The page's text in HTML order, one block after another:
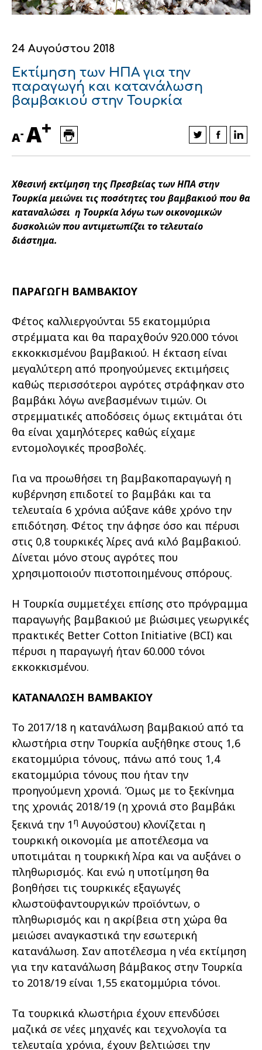
Οικονομικά στοιχεία
Εταιρική δομή
Καινοτομία
Εκδηλώσεις
Επικοινωνία
Πως θα μας βρείτε
ΑΚΟΛΟΥΘΗΣΤΕ ΜΑΣ
Εξαγωγές
Συνέδρια
Πως θα μας βρείτε
ΑΚΟΛΟΥΘΗΣΤΕ ΜΑΣ
Ευφυής γεωργία
Συμβουλευτική στο χωράφι
Εκκόκκιση για λογαριασμό του
παραγωγού
Πως θα μας βρείτε
ΑΚΟΛΟΥΘΗΣΤΕ ΜΑΣ
Αλυσίδα βάμβακος
Πως θα μας βρείτε
ΑΚΟΛΟΥΘΗΣΤΕ ΜΑΣ
Κλωστοϋφαντουργία - Ένδυση
Εταιρικά νέα
Πως θα μας βρείτε
ΑΚΟΛΟΥΘΗΣΤΕ ΜΑΣ
Πως θα μας βρείτε
ΑΚΟΛΟΥΘΗΣΤΕ ΜΑΣ
24 Αυγούστου 2018
Εκτίμηση των ΗΠΑ για την
παραγωγή και κατανάλωση
βαμβακιού στην Τουρκία
A- A+
Χθεσινή εκτίμηση της Πρεσβείας των ΗΠΑ στην
Τουρκία μειώνει τις ποσότητες του βαμβακιού που θα
καταναλώσει η Τουρκία λόγω των οικονομικών
δυσκολιών που αντιμετωπίζει το τελευταίο
διάστημα.
ΠΑΡΑΓΩΓΗ ΒΑΜΒΑΚΙΟΥ
Φέτος καλλιεργούνται 55 εκατομμύρια
στρέμματα και θα παραχθούν 920.000 τόνοι
εκκοκκισμένου βαμβακιού. Η έκταση είναι
μεγαλύτερη από προηγούμενες εκτιμήσεις
καθώς περισσότεροι αγρότες στράφηκαν στο
βαμβάκι λόγω ανεβασμένων τιμών. Οι
στρεμματικές αποδόσεις όμως εκτιμάται ότι
θα είναι χαμηλότερες καθώς είχαμε
εντομολογικές προσβολές.
Για να προωθήσει τη βαμβακοπαραγωγή η
κυβέρνηση επιδοτεί το βαμβάκι και τα
τελευταία 6 χρόνια αύξανε κάθε χρόνο την
επιδότηση. Φέτος την άφησε όσο και πέρυσι
στις 0,8 τουρκικές λίρες ανά κιλό βαμβακιού.
Δίνεται μόνο στους αγρότες που
χρησιμοποιούν πιστοποιημένους σπόρους.
Η Τουρκία συμμετέχει επίσης στο πρόγραμμα
παραγωγής βαμβακιού με βιώσιμες γεωργικές
πρακτικές Better Cotton Initiative (BCI) και
πέρυσι η παραγωγή ήταν 60.000 τόνοι
εκκοκκισμένου.
ΚΑΤΑΝΑΛΩΣΗ ΒΑΜΒΑΚΙΟΥ
Το 2017/18 η κατανάλωση βαμβακιού από τα
κλωστήρια στην Τουρκία αυξήθηκε στους 1,6
εκατομμύρια τόνους, πάνω από τους 1,4
εκατομμύρια τόνους που ήταν την
προηγούμενη χρονιά. Όμως με το ξεκίνημα
της χρονιάς 2018/19 (η χρονιά στο βαμβάκι
ξεκινά την 1 η Αυγούστου) κλονίζεται η
τουρκική οικονομία με αποτέλεσμα να
υποτιμάται η τουρκική λίρα και να αυξάνει ο
πληθωρισμός. Και ενώ η υποτίμηση θα
βοηθήσει τις τουρκικές εξαγωγές
κλωστοϋφαντουργικών προϊόντων, ο
πληθωρισμός και η ακρίβεια στη χώρα θα
μειώσει αναγκαστικά την εσωτερική
κατανάλωση. Σαν αποτέλεσμα η νέα εκτίμηση
για την κατανάλωση βάμβακος στην Τουρκία
το 2018/19 είναι 1,55 εκατομμύρια τόνοι.
Τα τουρκικά κλωστήρια έχουν επενδύσει
μαζικά σε νέες μηχανές και τεχνολογία τα
τελευταία χρόνια, έχουν βελτιώσει την